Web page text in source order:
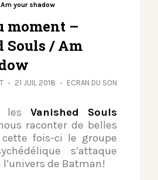
your shadow
moment –
Souls / Am
21 JUIL 2018 ECRAN DU SON
les Vanished Souls
raconter de belles
fois-ci le groupe
s’attaque
l’univers de Batman!